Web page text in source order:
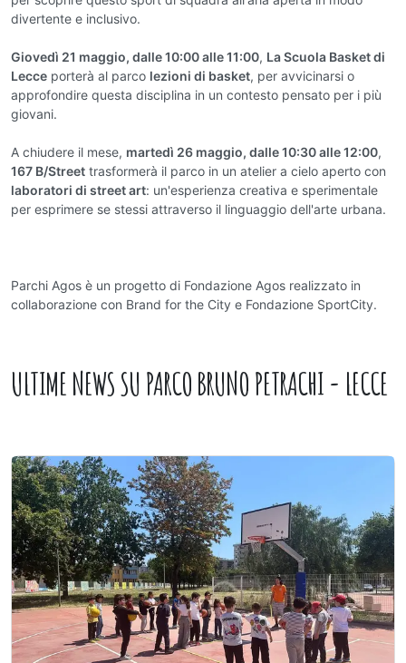
divertente e inclusivo.
Giovedì 21 maggio, dalle 10:00 alle 11:00, La Scuola Basket di
Lecce porterà al parco lezioni di basket, per avvicinarsi o
approfondire questa disciplina in un contesto pensato per i più
giovani.
A chiudere il mese, martedì 26 maggio, dalle 10:30 alle 12:00,
167 B/Street trasformerà il parco in un atelier a cielo aperto con
laboratori di street art: un'esperienza creativa e sperimentale
per esprimere se stessi attraverso il linguaggio dell'arte urbana.
Parchi Agos è un progetto di Fondazione Agos realizzato in
collaborazione con Brand for the City e Fondazione SportCity.
ULTIME NEWS SU PARCO BRUNO PETRACHI - LECCE